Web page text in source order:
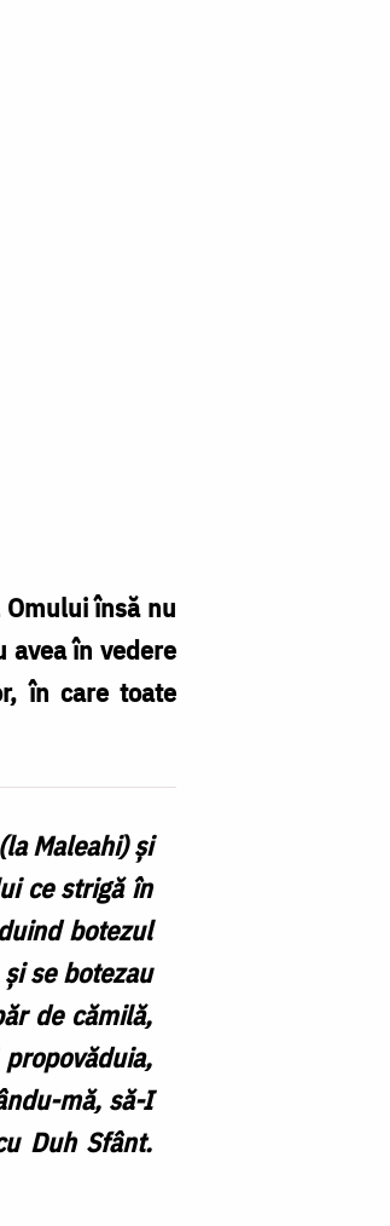
însă nu
avea în vedere
în care toate
Maleahi) şi
ce strigă în
botezul
se botezau
de cămilă,
mă, să-I
Duh Sfânt.